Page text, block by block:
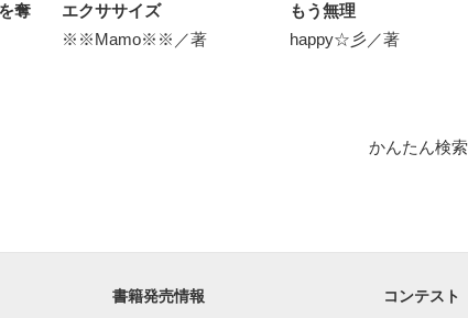
奪
エクササイズ
※※Mamo※※／著
もう無理
happy☆彡／著
かんたん検
書籍発売情報 コンテスト